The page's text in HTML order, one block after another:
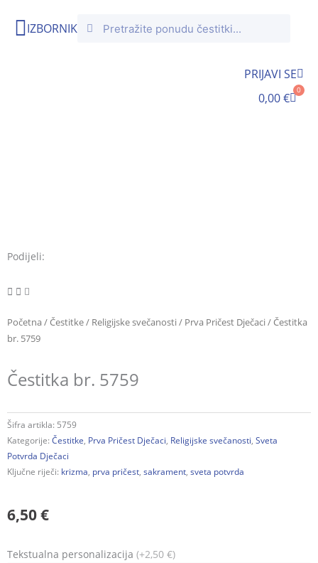
IZBORNIKSearchSearch
PRIJAVI SE
0,00€
0
Cart
Podijeli:
Početna/Čestitke/ Religijske svečanosti/ Prva Pričest Dječaci/ Čestitka
br. 5759
Čestitka br. 5759
Šifra artikla: 5759
Kategorije: Čestitke, Prva Pričest Dječaci, Religijske svečanosti, Sveta
Potvrda Dječaci
Ključne riječi: krizma, prva pričest, sakrament, sveta potvrda
6,50€
Tekstualna personalizacija (+2,50 €)
Čestitka